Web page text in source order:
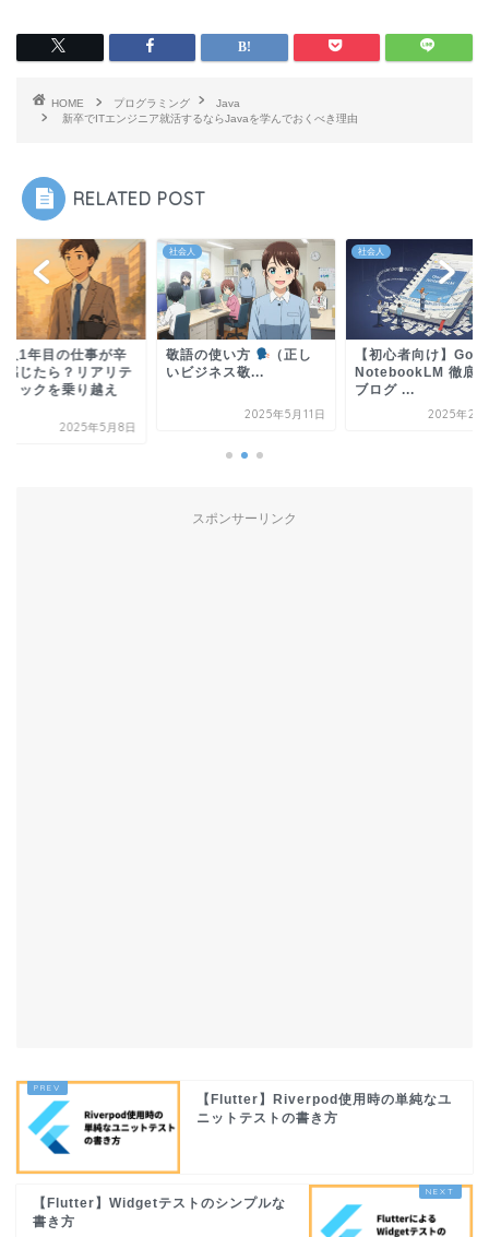
HOME プログラミング
Java
新卒でITエンジニア就活するならJavaを学んでおくべき理由
RELATED POST
人1年目の仕事が辛
感じたら？リアリテ
ョックを乗り越え
2025年5月8日
社会人
敬語の使い方
（正し
いビジネス敬...
2025年5月11日
社会人
【初心者向け】
NotebookLM 徹底
ブログ ...
2025年2
スポンサーリンク
【Flutter】Riverpod使用時の単純なユ
ニットテストの書き方
【Flutter】Widgetテストのシンプルな
書き方